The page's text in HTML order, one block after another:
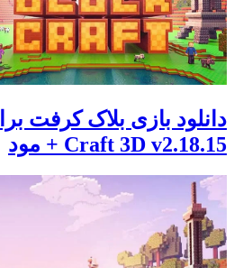
Craft 3D v2.18.15 + مود